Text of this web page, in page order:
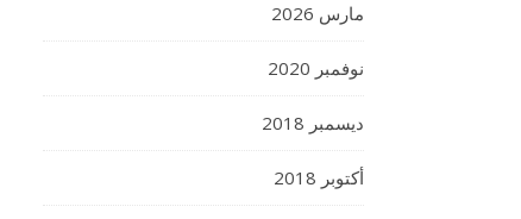
مارس 2026
نوفمبر 2020
ديسمبر 2018
أكتوبر 2018